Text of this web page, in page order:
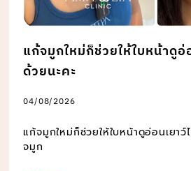
แก้จมูกใหม่ก็ช่วยให้ใบหน้าดูอ่
ด้วยนะคะ
04/08/2026
แก้จมูกใหม่ก็ช่วยให้ใบหน้าดูอ่อนเยาว์
จมูก